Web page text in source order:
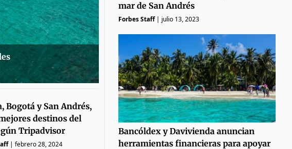
Bogotá y San Andrés,
destinos del
Tripadvisor
| febrero 28, 2024
mar de San Andrés
Forbes Staff| julio 13, 2023
Bancóldex y Davivienda anuncian
herramientas financieras para apoyar